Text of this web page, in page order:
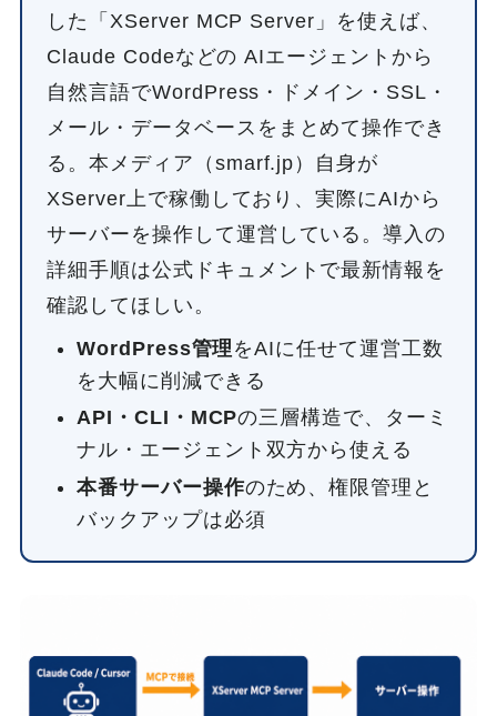
した「XServer MCP Server」を使えば、
Claude Codeなどの AIエージェントから
自然言語でWordPress・ドメイン・SSL・
メール・データベースをまとめて操作でき
る。本メディア（smarf.jp）自身が
XServer上で稼働しており、実際にAIから
サーバーを操作して運営している。導入の
詳細手順は公式ドキュメントで最新情報を
確認してほしい。
WordPress管理 をAIに任せて運営工数
を大幅に削減できる
API・CLI・MCPの三層構造で、ターミ
ナル・エージェント双方から使える
本番サーバー操作のため、権限管理と
バックアップは必須